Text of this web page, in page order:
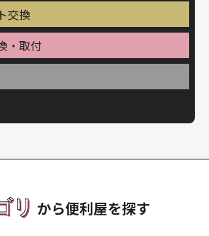
交換
・取付
リ から便利屋を探す